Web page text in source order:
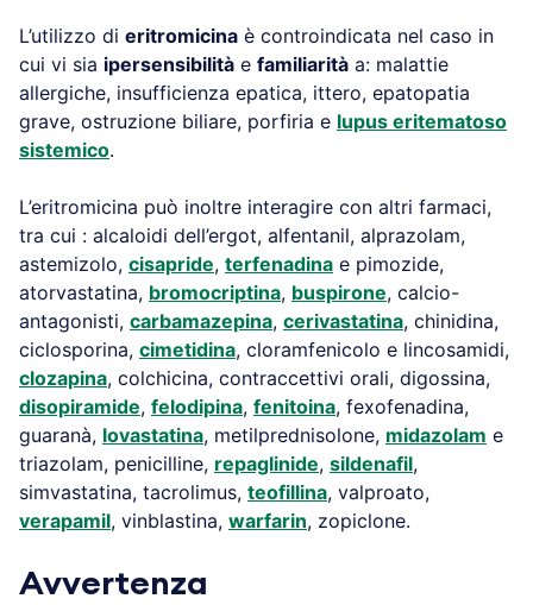
L’utilizzo di eritromicina è controindicata nel caso in
cui vi sia ipersensibilità e familiarità a: malattie
allergiche, insufficienza epatica, ittero, epatopatia
grave, ostruzione biliare, porfiria e lupus eritematoso
sistemico.
L’eritromicina può inoltre interagire con altri farmaci,
tra cui : alcaloidi dell’ergot, alfentanil, alprazolam,
astemizolo, cisapride, terfenadina e pimozide,
atorvastatina, bromocriptina, buspirone, calcio-
antagonisti, carbamazepina, cerivastatina, chinidina,
ciclosporina, cimetidina, cloramfenicolo e lincosamidi,
clozapina, colchicina, contraccettivi orali, digossina,
disopiramide, felodipina, fenitoina, fexofenadina,
guaranà, lovastatina, metilprednisolone, midazolam e
triazolam, penicilline, repaglinide, sildenafil,
simvastatina, tacrolimus, teofillina, valproato,
verapamil, vinblastina, warfarin, zopiclone.
Avvertenza